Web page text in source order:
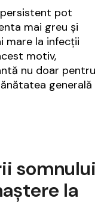
pot
mai greu și
mare la infecții
motiv,
nu doar pentru
generală
somnului
la